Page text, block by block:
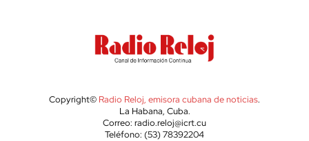
Copyright© Radio Reloj, emisora cubana de noticias.
La Habana, Cuba.
Correo: radio.reloj@icrt.cu
Teléfono: (53) 78392204